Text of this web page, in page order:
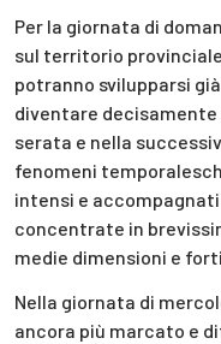
Per la giornata di
sul territorio
potranno svilupparsi
diventare
serata e nella
fenomeni
intensi e accompagnati
concentrate in
medie dimensioni e
Nella giornata di
ancora più marcato e